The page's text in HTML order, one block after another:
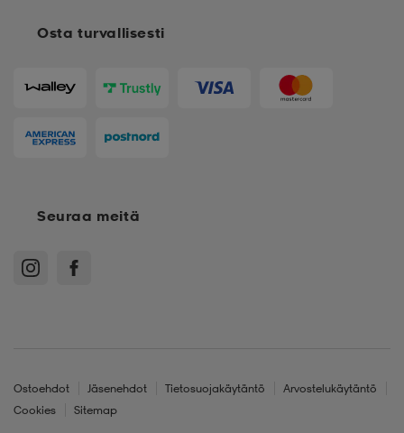
Osta turvallisesti
Seuraa meitä
Ostoehdot Jäsenehdot Tietosuojakäytäntö
Arvostelukäytäntö
Cookies
Sitemap